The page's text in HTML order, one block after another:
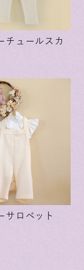
チュールスカ
サロペット